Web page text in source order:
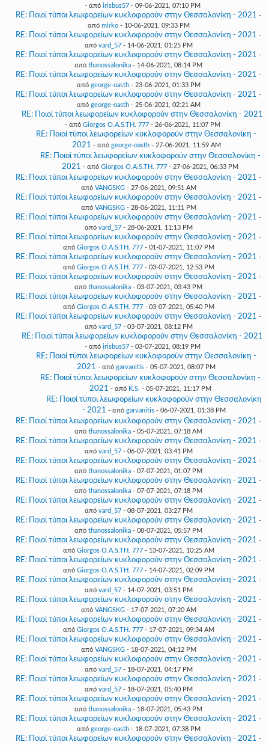
- από irisbus57- 09-06-2021, 07:10 PM
RE: Ποιοί τύποι λεωφορείων κυκλοφορούν στην Θεσσαλονίκη - 2021 -
από mirko- 10-06-2021, 09:33 PM
RE: Ποιοί τύποι λεωφορείων κυκλοφορούν στην Θεσσαλονίκη - 2021 -
από vard_57- 14-06-2021, 01:25 PM
RE: Ποιοί τύποι λεωφορείων κυκλοφορούν στην Θεσσαλονίκη - 2021 -
από thanossalonika - 14-06-2021, 08:14 PM
RE: Ποιοί τύποι λεωφορείων κυκλοφορούν στην Θεσσαλονίκη - 2021 -
από george-oasth- 23-06-2021, 01:33 PM
RE: Ποιοί τύποι λεωφορείων κυκλοφορούν στην Θεσσαλονίκη - 2021 -
από george-oasth- 25-06-2021, 02:21 AM
RE: Ποιοί τύποι λεωφορείων κυκλοφορούν στην Θεσσαλονίκη - 2021
- από Giorgos O.A.S.TH. 777- 26-06-2021, 11:07 PM
RE: Ποιοί τύποι λεωφορείων κυκλοφορούν στην Θεσσαλονίκη -
2021 - από george-oasth- 27-06-2021, 11:59 AM
RE: Ποιοί τύποι λεωφορείων κυκλοφορούν στην Θεσσαλονίκη -
2021 - από Giorgos O.A.S.TH. 777 - 27-06-2021, 06:33 PM
RE: Ποιοί τύποι λεωφορείων κυκλοφορούν στην Θεσσαλονίκη - 2021 -
από VANGSKG- 27-06-2021, 09:51 AM
RE: Ποιοί τύποι λεωφορείων κυκλοφορούν στην Θεσσαλονίκη - 2021 -
από VANGSKG- 28-06-2021, 11:11 PM
RE: Ποιοί τύποι λεωφορείων κυκλοφορούν στην Θεσσαλονίκη - 2021 -
από vard_57- 28-06-2021, 11:13 PM
RE: Ποιοί τύποι λεωφορείων κυκλοφορούν στην Θεσσαλονίκη - 2021 -
από Giorgos O.A.S.TH. 777- 01-07-2021, 11:07 PM
RE: Ποιοί τύποι λεωφορείων κυκλοφορούν στην Θεσσαλονίκη - 2021 -
από Giorgos O.A.S.TH. 777- 03-07-2021, 12:53 PM
RE: Ποιοί τύποι λεωφορείων κυκλοφορούν στην Θεσσαλονίκη - 2021 -
από thanossalonika - 03-07-2021, 03:43 PM
RE: Ποιοί τύποι λεωφορείων κυκλοφορούν στην Θεσσαλονίκη - 2021 -
από Giorgos O.A.S.TH. 777- 03-07-2021, 05:40 PM
RE: Ποιοί τύποι λεωφορείων κυκλοφορούν στην Θεσσαλονίκη - 2021 -
από vard_57- 03-07-2021, 08:12 PM
RE: Ποιοί τύποι λεωφορείων κυκλοφορούν στην Θεσσαλονίκη - 2021
- από irisbus57- 03-07-2021, 08:19 PM
RE: Ποιοί τύποι λεωφορείων κυκλοφορούν στην Θεσσαλονίκη -
2021 - από garvanitis - 05-07-2021, 08:07 PM
RE: Ποιοί τύποι λεωφορείων κυκλοφορούν στην Θεσσαλονίκη -
2021 - από K.S. - 05-07-2021, 11:17 PM
RE: Ποιοί τύποι λεωφορείων κυκλοφορούν στην Θεσσαλονίκη
- 2021 - από garvanitis - 06-07-2021, 01:38 PM
RE: Ποιοί τύποι λεωφορείων κυκλοφορούν στην Θεσσαλονίκη - 2021 -
από thanossalonika - 05-07-2021, 07:18 AM
RE: Ποιοί τύποι λεωφορείων κυκλοφορούν στην Θεσσαλονίκη - 2021 -
από vard_57- 06-07-2021, 03:41 PM
RE: Ποιοί τύποι λεωφορείων κυκλοφορούν στην Θεσσαλονίκη - 2021 -
από thanossalonika - 07-07-2021, 01:07 PM
RE: Ποιοί τύποι λεωφορείων κυκλοφορούν στην Θεσσαλονίκη - 2021 -
από thanossalonika - 07-07-2021, 07:18 PM
RE: Ποιοί τύποι λεωφορείων κυκλοφορούν στην Θεσσαλονίκη - 2021 -
από vard_57- 08-07-2021, 03:27 PM
RE: Ποιοί τύποι λεωφορείων κυκλοφορούν στην Θεσσαλονίκη - 2021 -
από thanossalonika - 08-07-2021, 05:57 PM
RE: Ποιοί τύποι λεωφορείων κυκλοφορούν στην Θεσσαλονίκη - 2021 -
από Giorgos O.A.S.TH. 777- 13-07-2021, 10:25 AM
RE: Ποιοί τύποι λεωφορείων κυκλοφορούν στην Θεσσαλονίκη - 2021 -
από Giorgos O.A.S.TH. 777- 14-07-2021, 02:09 PM
RE: Ποιοί τύποι λεωφορείων κυκλοφορούν στην Θεσσαλονίκη - 2021 -
από vard_57- 14-07-2021, 03:51 PM
RE: Ποιοί τύποι λεωφορείων κυκλοφορούν στην Θεσσαλονίκη - 2021 -
από VANGSKG- 17-07-2021, 07:20 AM
RE: Ποιοί τύποι λεωφορείων κυκλοφορούν στην Θεσσαλονίκη - 2021 -
από Giorgos O.A.S.TH. 777- 17-07-2021, 09:34 AM
RE: Ποιοί τύποι λεωφορείων κυκλοφορούν στην Θεσσαλονίκη - 2021 -
από VANGSKG- 18-07-2021, 04:12 PM
RE: Ποιοί τύποι λεωφορείων κυκλοφορούν στην Θεσσαλονίκη - 2021 -
από vard_57- 18-07-2021, 04:17 PM
RE: Ποιοί τύποι λεωφορείων κυκλοφορούν στην Θεσσαλονίκη - 2021 -
από vard_57- 18-07-2021, 05:40 PM
RE: Ποιοί τύποι λεωφορείων κυκλοφορούν στην Θεσσαλονίκη - 2021 -
από thanossalonika - 18-07-2021, 05:43 PM
RE: Ποιοί τύποι λεωφορείων κυκλοφορούν στην Θεσσαλονίκη - 2021 -
από george-oasth- 18-07-2021, 07:38 PM
RE: Ποιοί τύποι λεωφορείων κυκλοφορούν στην Θεσσαλονίκη - 2021 -